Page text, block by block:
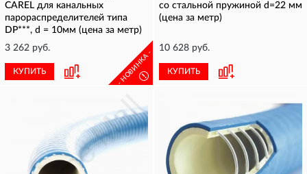
CAREL для канальных
парораспределителей типа
DP***, d = 10мм (цена за метр)
3 262 руб.
КУПИТЬ - НОВИНКА -
!
со стальной пружиной d=22 мм
(цена за метр)
10 628 руб.
КУПИТЬ